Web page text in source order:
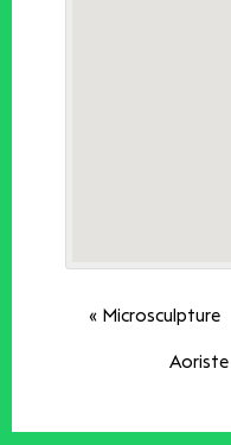
«Microsculpture
Aoriste